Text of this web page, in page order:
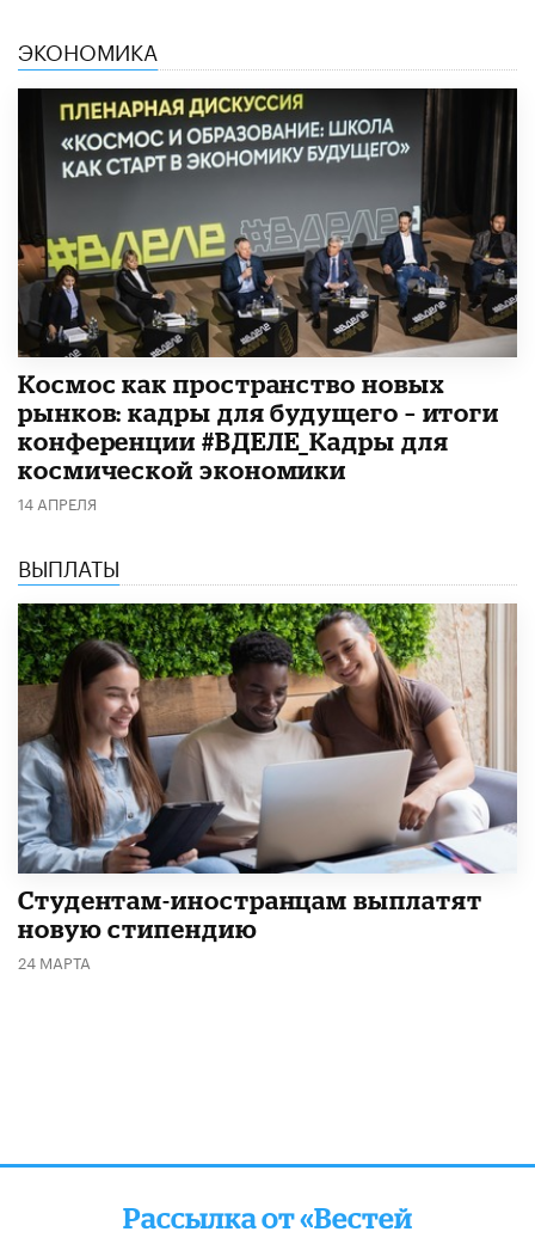
ЭКОНОМИКА
Космос как пространство новых
рынков: кадры для будущего – итоги
конференции #ВДЕЛЕ_Кадры для
космической экономики
14 АПРЕЛЯ
ВЫПЛАТЫ
Студентам-иностранцам выплатят
новую стипендию
24 МАРТА
Рассылка от «Вестей